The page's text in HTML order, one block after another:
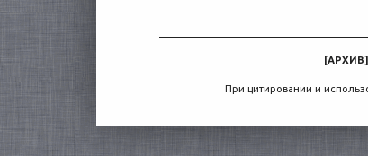
[АРХИВ]
При цитировании и